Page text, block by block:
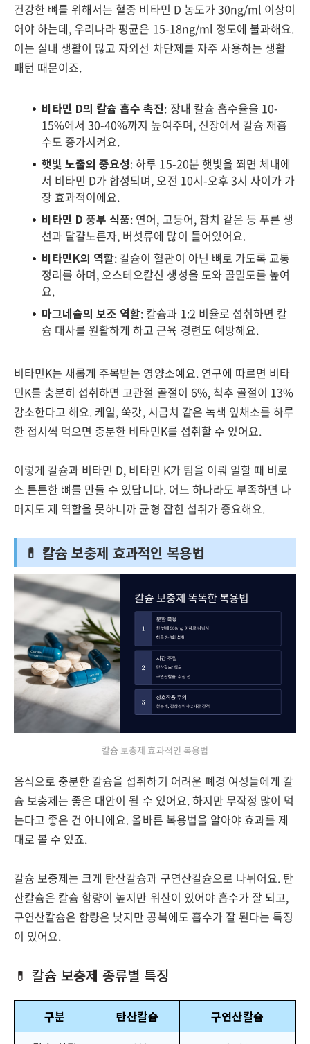
건강한 뼈를 위해서는 혈중 비타민 D 농도가 30ng/ml 이상이
어야 하는데, 우리나라 평균은 15-18ng/ml 정도에 불과해요.
이는 실내 생활이 많고 자외선 차단제를 자주 사용하는 생활
패턴 때문이죠.
비타민 D의 칼슘 흡수 촉진: 장내 칼슘 흡수율을 10-
15%에서 30-40%까지 높여주며, 신장에서 칼슘 재흡
수도 증가시켜요.
햇빛 노출의 중요성: 하루 15-20분 햇빛을 쬐면 체내에
서 비타민 D가 합성되며, 오전 10시-오후 3시 사이가 가
장 효과적이에요.
비타민 D 풍부 식품: 연어, 고등어, 참치 같은 등 푸른 생
선과 달걀노른자, 버섯류에 많이 들어있어요.
비타민K의 역할: 칼슘이 혈관이 아닌 뼈로 가도록 교통
정리를 하며, 오스테오칼신 생성을 도와 골밀도를 높여
요.
마그네슘의 보조 역할: 칼슘과 1:2 비율로 섭취하면 칼
슘 대사를 원활하게 하고 근육 경련도 예방해요.
비타민K는 새롭게 주목받는 영양소예요. 연구에 따르면 비타
민K를 충분히 섭취하면 고관절 골절이 6%, 척추 골절이 13%
감소한다고 해요. 케일, 쑥갓, 시금치 같은 녹색 잎채소를 하루
한 접시씩 먹으면 충분한 비타민K를 섭취할 수 있어요.
이렇게 칼슘과 비타민 D, 비타민 K가 팀을 이뤄 일할 때 비로
소 튼튼한 뼈를 만들 수 있답니다. 어느 하나라도 부족하면 나
머지도 제 역할을 못하니까 균형 잡힌 섭취가 중요해요.
💊 칼슘 보충제 효과적인 복용법
칼슘 보충제 효과적인 복용법
음식으로 충분한 칼슘을 섭취하기 어려운 폐경 여성들에게 칼
슘 보충제는 좋은 대안이 될 수 있어요. 하지만 무작정 많이 먹
는다고 좋은 건 아니에요. 올바른 복용법을 알아야 효과를 제
대로 볼 수 있죠.
칼슘 보충제는 크게 탄산칼슘과 구연산칼슘으로 나뉘어요. 탄
산칼슘은 칼슘 함량이 높지만 위산이 있어야 흡수가 잘 되고,
구연산칼슘은 함량은 낮지만 공복에도 흡수가 잘 된다는 특징
이 있어요.
💊 칼슘 보충제 종류별 특징
구분 탄산칼슘
구연산칼슘